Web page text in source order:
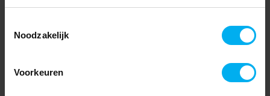
Noodzakelijk
Voorkeuren